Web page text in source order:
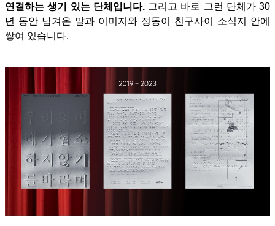
연결하는 생기 있는 단체입니다. 그리고 바로 그런 단체가 30
년 동안 남겨온 말과 이미지와 정동이 친구사이 소식지 안에
쌓여 있습니다.